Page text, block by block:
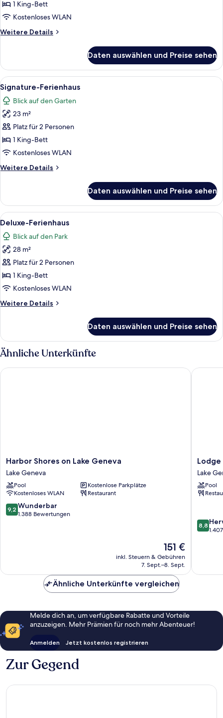
1 King-Bett
Kostenloses WLAN
Weitere Details
Weitere
Ferienhaus
Daten auswählen und Preise sehen
Alle
Fotos
für
Signature-
Ferienhaus
anzeigen
Ein Schlafzimmer mit einem Bett,
5
Signature-Ferienhaus
Blick auf den Garten
23 m²
Platz für 2 Personen
1 King-Bett
Kostenloses WLAN
Weitere Details
Weitere
Ferienhaus
Daten auswählen und Preise sehen
Alle
Fotos
für
Deluxe-
Ferienhaus
anzeigen
Ein Schlafzimmer mit einem Bett,
7
Deluxe-Ferienhaus
Blick auf den Park
28 m²
Platz für 2 Personen
1 King-Bett
Kostenloses WLAN
Weitere Details
Weitere
Ferienhaus
Daten auswählen und Preise sehen
Ähnliche Unterkünfte
Harbor
Shores
on
Lake
Geneva
Lake
Geneva
Harbor Shores on Lake Geneva
Lake Geneva
Pool
Kostenlose Parkplätze
Kostenloses WLAN
Restaurant
9.2
von
9,2 Wunderbar
1.388 Bewertungen
Der
Preis
beträgt
151 €
inkl. Steuern & Gebühren
7. Sept.–8. Sept.
Harbor Shores on Lake Geneva
Lodge
Geneva
National
Lake
Geneva
Lake
Pool
8.8
von
8,8
Lodge
Ähnliche Unterkünfte vergleichen
Melde dich an, um verfügbare Rabatte und Vorteile
anzuzeigen. Mehr Prämien für noch mehr Abenteuer!
Anmelden Jetzt kostenlos registrieren
Zur Gegend